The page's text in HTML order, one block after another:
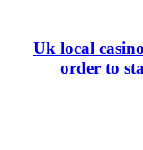
Uk local
order to